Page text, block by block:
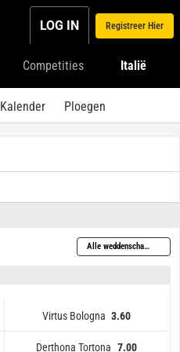
LOG IN Registreer Hier
Competities Italië
Kalender Ploegen
Alle weddenschappen
Virtus Bologna 3.60
Derthona Tortona 7.00